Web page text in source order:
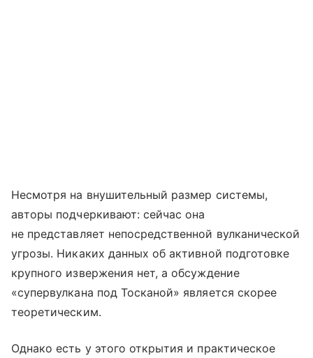
Несмотря на внушительный размер системы,
авторы подчеркивают: сейчас она
не представляет непосредственной вулканической
угрозы. Никаких данных об активной подготовке
крупного извержения нет, а обсуждение
«супервулкана под Тосканой» является скорее
теоретическим.
Однако есть у этого открытия и практическое